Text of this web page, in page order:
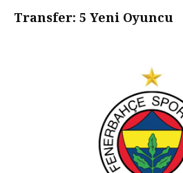
Transfer: 5 Yeni Oyuncu